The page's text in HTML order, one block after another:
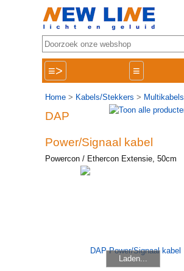
≡> ≡
Home > Kabels/Stekkers > Multikabels
DAP
Power/Signaal kabel
Powercon / Ethercon Extensie, 50cm
Laden...